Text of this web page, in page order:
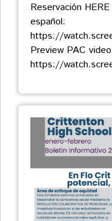
Reservación
español:
https://
Preview PAC
https://